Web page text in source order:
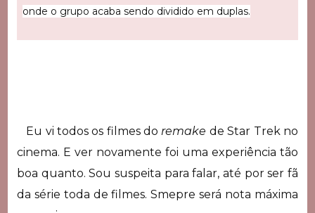
onde o grupo acaba sendo dividido em duplas.
Eu vi todos os filmes doremake de Star Trek no
cinema. E ver novamente foi uma experiência tão
boa quanto. Sou suspeita para falar, até por ser fã
da série toda de filmes. Smepre será nota máxima